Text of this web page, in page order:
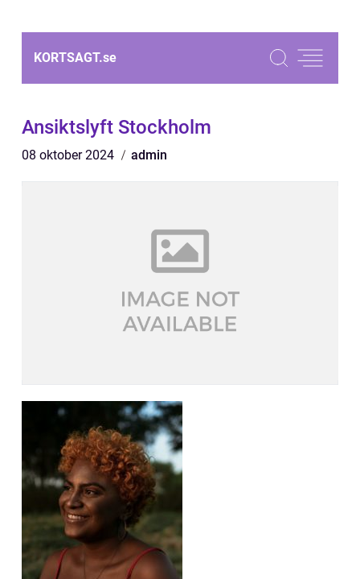
KORTSAGT.se
Ansiktslyft Stockholm
08 oktober 2024 admin